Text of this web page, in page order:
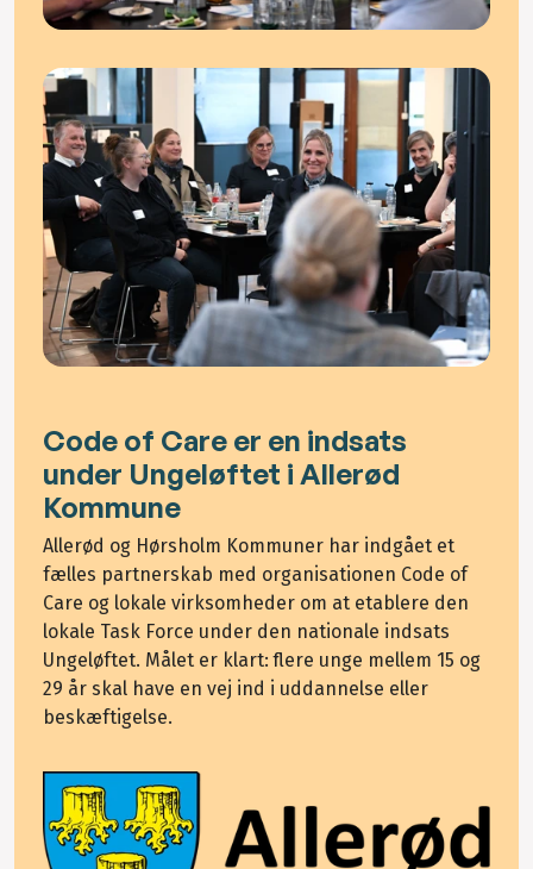
Code of Care er en indsats
under Ungeløftet i Allerød
Kommune
Allerød og Hørsholm Kommuner har indgået et
fælles partnerskab med organisationen Code of
Care og lokale virksomheder om at etablere den
lokale Task Force under den nationale indsats
Ungeløftet. Målet er klart: flere unge mellem 15 og
29 år skal have en vej ind i uddannelse eller
beskæftigelse.